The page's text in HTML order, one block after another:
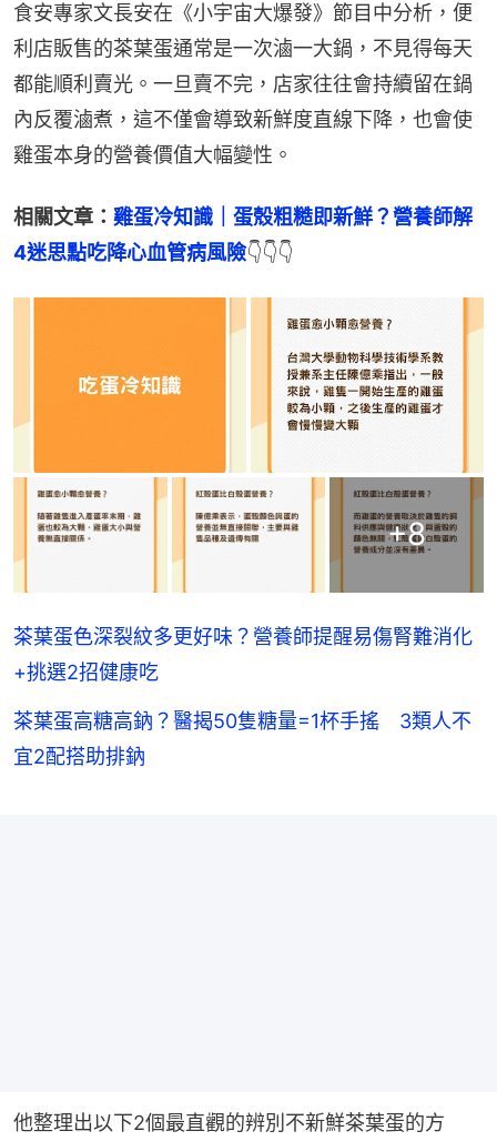
食安專家文長安在《小宇宙大爆發》節目中分析，便
利店販售的茶葉蛋通常是一次滷一大鍋，不見得每天
都能順利賣光。一旦賣不完，店家往往會持續留在鍋
內反覆滷煮，這不僅會導致新鮮度直線下降，也會使
雞蛋本身的營養價值大幅變性。
相關文章： 雞蛋冷知識｜蛋殼粗糙即新鮮？營養師解
4迷思點吃降心血管病風險👇👇👇
+8
茶葉蛋色深裂紋多更好味？營養師提醒易傷腎難消化
+挑選2招健康吃
茶葉蛋高糖高鈉？醫揭50隻糖量=1杯手搖 3類人不
宜2配搭助排鈉
他整理出以下2個最直觀的辨別不新鮮茶葉蛋的方